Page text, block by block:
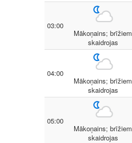
03:00
Mākoņains; brīžiem
skaidrojas
04:00
Mākoņains; brīžiem
skaidrojas
05:00
Mākoņains; brīžiem
skaidrojas